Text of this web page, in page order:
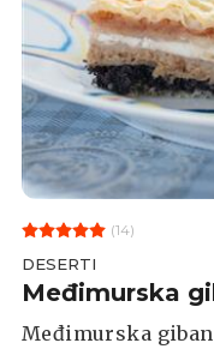
(14)
DESERTI
Međimurska
Međimurska